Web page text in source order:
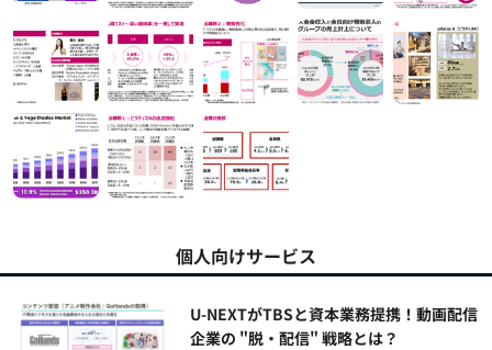
個人向けサービス
U-NEXTがTBSと資本業務提携！動画配信
企業の "脱・配信" 戦略とは？